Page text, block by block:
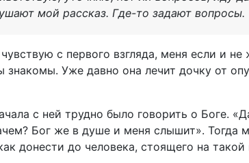
мой рассказ. Где-то задают вопросы.
чувствую с первого взгляда, меня если и
Уже давно она лечит дочку от
с ней трудно было говорить о Боге.
Бог же в душе и меня слышит». Тогда
донести до человека, стоящего на